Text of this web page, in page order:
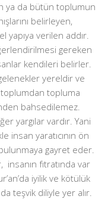
ya da bütün toplumun
belirleyen,
verilen addır.
gereken
kendileri belirler.
yereldir ve
topluma
bahsedilemez.
yargılar vardır. Yani
insan yaratıcının ön
gayret eder.
fıtratında var
iyilik ve kötülük
teşvik diliyle yer alır.